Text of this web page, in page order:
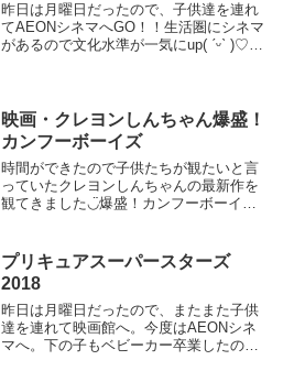
昨日は月曜日だったので、子供達を連れ
てAEONシネマへGO！！生活圏にシネマ
があるので文化水準が一気にup( ˊᵕˋ )♡子
いって言...
映画・クレヨンしんちゃん爆盛！
カンフーボーイズ
時間ができたので子供たちが観たいと言
っていたクレヨンしんちゃんの最新作を
観てきました◡̈爆盛！カンフーボーイズ
くなります。カンフーにありがちな演
出。定番のギャグ。そし...
プリキュアスーパースターズ
2018
昨日は月曜日だったので、またまた子供
達を連れて映画館へ。今度はAEONシネ
マへ。下の子もベビーカー卒業したの